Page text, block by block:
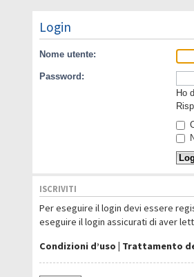
Login
Nome utente:
Password:
Ho
ISCRIVITI
Per eseguire il login devi essere
eseguire il login assicurati di aver
Condizioni d’uso | Trattamento